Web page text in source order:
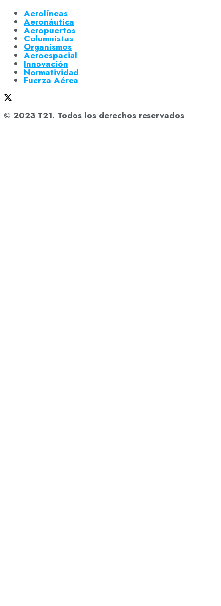
Aerolíneas
Aeronáutica
Aeropuertos
Columnistas
Organismos
Aeroespacial
Innovación
Normatividad
Fuerza Aérea
© 2023 T21. Todos los derechos reservados